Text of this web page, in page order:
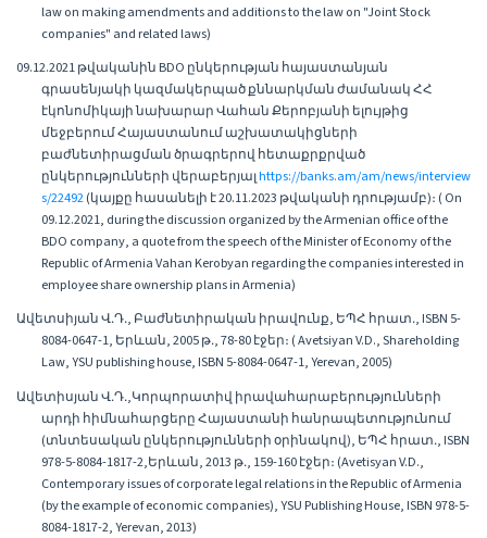
law on making amendments and additions to the law on "Joint Stock
companies" and related laws)
09.12.2021 թվականին BDO ընկերության հայաստանյան
գրասենյակի կազմակերպած քննարկման ժամանակ ՀՀ
էկոնոմիկայի նախարար Վահան Քերոբյանի ելույթից
մեջբերում Հայաստանում աշխատակիցների
բաժնետիրացման ծրագրերով հետաքրքրված
ընկերությունների վերաբերյալhttps://banks.am/am/news/interview
s/22492(կայքը հասանելի է 20.11.2023 թվականի դրությամբ)։ ( On
09.12.2021, during the discussion organized by the Armenian office of the
BDO company, a quote from the speech of the Minister of Economy of the
Republic of Armenia Vahan Kerobyan regarding the companies interested in
employee share ownership plans in Armenia)
Ավետսիյան Վ․Դ․, Բաժնետիրական իրավունք, ԵՊՀ հրատ․, ISBN 5-
8084-0647-1, Երևան, 2005 թ․, 78-80 էջեր։ ( Avetsiyan V.D., Shareholding
Law, YSU publishing house, ISBN 5-8084-0647-1, Yerevan, 2005)
Ավետիսյան Վ․Դ․,Կորպորատիվ իրավահարաբերությունների
արդի հիմնահարցերը Հայաստանի հանրապետությունում
(տնտեսական ընկերությունների օրինակով), ԵՊՀ հրատ․, ISBN
978-5-8084-1817-2,Երևան, 2013 թ․, 159-160 էջեր։ (Avetisyan V.D.,
Contemporary issues of corporate legal relations in the Republic of Armenia
(by the example of economic companies), YSU Publishing House, ISBN 978-5-
8084-1817-2, Yerevan, 2013)